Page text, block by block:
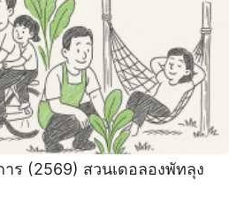
ร (2569) สวนเดอลองพัทลุง